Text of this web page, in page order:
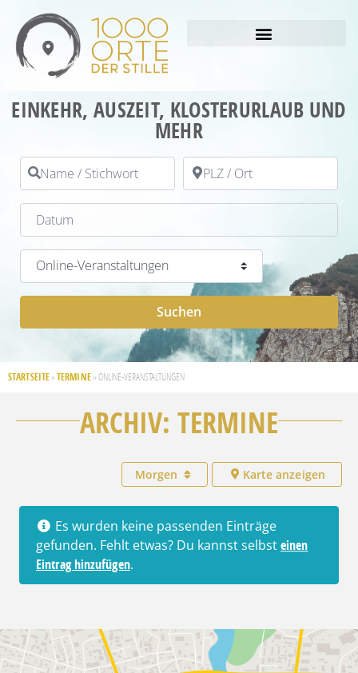
EINKEHR, AUSZEIT, KLOSTERURLAUB UND
MEHR
Name / Stichwort PLZ / Ort
Datum
Kategorie
Suchen
STARTSEITE » TERMINE» ONLINE-VERANSTALTUNGEN
ARCHIV: TERMINE
Morgen Karte anzeigen
Es wurden keine passenden Einträge
gefunden. Fehlt etwas? Du kannst selbsteinen
Eintrag hinzufügen.